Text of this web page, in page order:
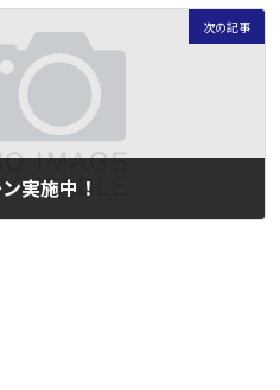
次の記事
実施中！